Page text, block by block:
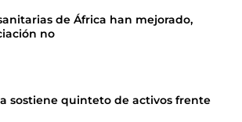
de África han mejorado,
no
sostiene quinteto de activos frente